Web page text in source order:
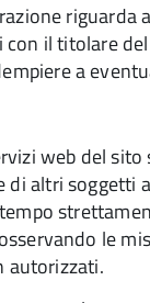
riguarda
il titolare
a
web del
altri
le
autorizzati.